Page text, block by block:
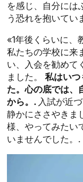
を感じ、自分には
う恐れを抱いてい
«1年後くらいに、
私たちの学校に来
い、入会を勧めて
ました。 私はいつ
た。心の底では、
から。. 入試が近
静かにささやきま
様、やってみたい
いませんでした。.